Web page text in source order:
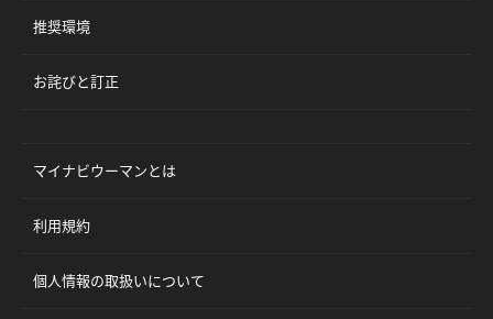
推奨環境
お詫びと訂正
マイナビウーマンとは
利用規約
個人情報の取扱いについて